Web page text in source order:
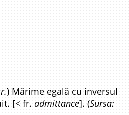
) Mărime egală cu inversul
[< fr.admittance]. (Sursa: